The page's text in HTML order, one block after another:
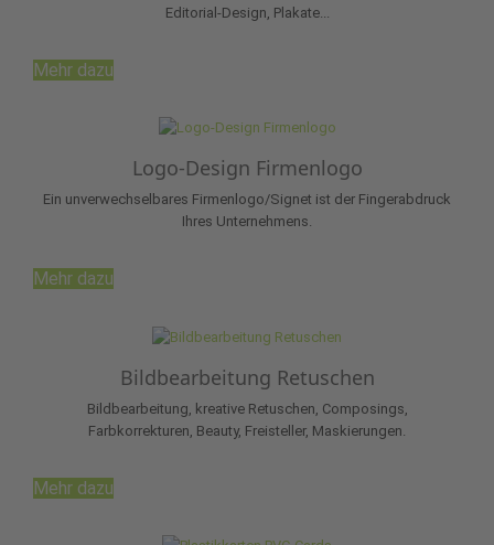
Editorial-Design, Plakate...
Mehr dazu
Logo-Design Firmenlogo
Ein unverwechselbares Firmenlogo/Signet ist der Fingerabdruck
Ihres Unternehmens.
Mehr dazu
Bildbearbeitung Retuschen
Bildbearbeitung, kreative Retuschen, Composings,
Farbkorrekturen, Beauty, Freisteller, Maskierungen.
Mehr dazu